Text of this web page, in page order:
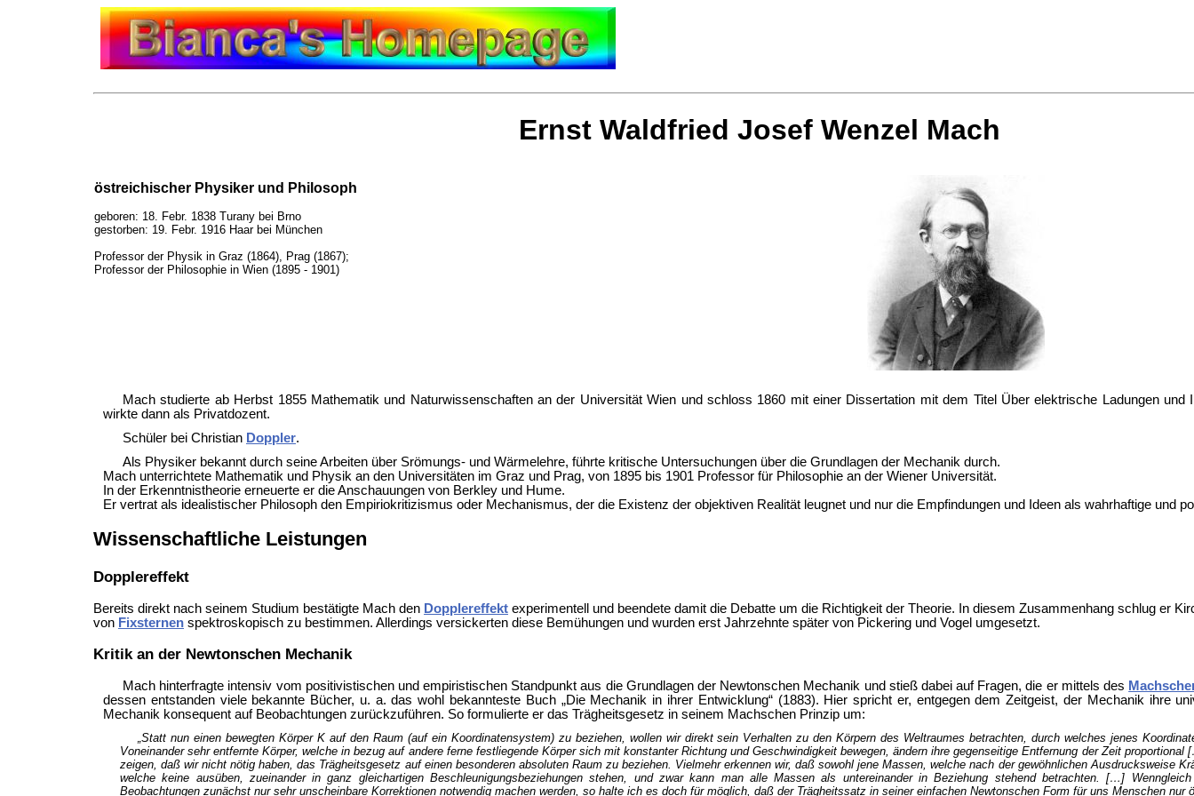
Ernst Waldfried Josef Wenzel Mach
östreichischer Physiker und Philosoph
geboren: 18. Febr. 1838 Turany bei Brno
gestorben: 19. Febr. 1916 Haar bei München
Professor der Physik in Graz (1864), Prag (1867);
Professor der Philosophie in Wien (1895 - 1901)
Mach studierte ab Herbst 1855 Mathematik und Naturwissenschaften an der Universität Wien und schloss 1860 mit einer Dissertation mit dem Titel Über elektrische Ladungen und
wirkte dann als Privatdozent.
Schüler bei Christian Doppler.
Als Physiker bekannt durch seine Arbeiten über Srömungs- und Wärmelehre, führte kritische Untersuchungen über die Grundlagen der Mechanik durch.
Mach unterrichtete Mathematik und Physik an den Universitäten im Graz und Prag, von 1895 bis 1901 Professor für Philosophie an der Wiener Universität.
In der Erkenntnistheorie erneuerte er die Anschauungen von Berkley und Hume.
Er vertrat als idealistischer Philosoph den Empiriokritizismus oder Mechanismus, der die Existenz der objektiven Realität leugnet und nur die Empfindungen und Ideen als wahrhaftige und
Wissenschaftliche Leistungen
Dopplereffekt
Bereits direkt nach seinem Studium bestätigte Mach den Dopplereffekt experimentell und beendete damit die Debatte um die Richtigkeit der Theorie. In diesem Zusammenhang schlug er
von Fixsternen spektroskopisch zu bestimmen. Allerdings versickerten diese Bemühungen und wurden erst Jahrzehnte später von Pickering und Vogel umgesetzt.
Kritik an der Newtonschen Mechanik
Mach hinterfragte intensiv vom positivistischen und empiristischen Standpunkt aus die Grundlagen der Newtonschen Mechanik und stieß dabei auf Fragen, die er mittels des
dessen entstanden viele bekannte Bücher, u. a. das wohl bekannteste Buch „Die Mechanik in ihrer Entwicklung“ (1883). Hier spricht er, entgegen dem Zeitgeist, der Mechanik ihre
Mechanik konsequent auf Beobachtungen zurückzuführen. So formulierte er das Trägheitsgesetz in seinem Machschen Prinzip um:
„Statt nun einen bewegten Körper K auf den Raum (auf ein Koordinatensystem) zu beziehen, wollen wir direkt sein Verhalten zu den Körpern des Weltraumes betrachten, durch welches jenes
Voneinander sehr entfernte Körper, welche in bezug auf andere ferne festliegende Körper sich mit konstanter Richtung und Geschwindigkeit bewegen, ändern ihre gegenseitige Entfernung der Zeit
zeigen, daß wir nicht nötig haben, das Trägheitsgesetz auf einen besonderen absoluten Raum zu beziehen. Vielmehr erkennen wir, daß sowohl jene Massen, welche nach der gewöhnlichen Ausdrucksweise
welche keine ausüben, zueinander in ganz gleichartigen Beschleunigungsbeziehungen stehen, und zwar kann man alle Massen als untereinander in Beziehung stehend betrachten. […]
Beobachtungen zunächst nur sehr unscheinbare Korrektionen notwendig machen werden, so halte ich es doch für möglich, daß der Trägheitssatz in seiner einfachen Newtonschen Form für uns Menschen nur